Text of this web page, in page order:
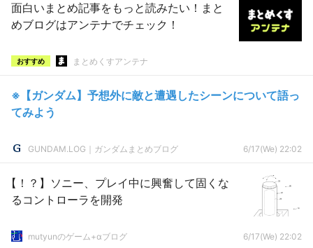
面白いまとめ記事をもっと読みたい！まと
めブログはアンテナでチェック！
おすすめ まとめくすアンテナ
※【ガンダム】予想外に敵と遭遇したシーンについて語っ
てみよう
GUNDAM.LOG｜ガンダムまとめブログ 6/17(We) 22:02
【！？】ソニー、プレイ中に興奮して固くな
るコントローラを開発
mutyunのゲーム+αブログ 6/17(We) 22:02